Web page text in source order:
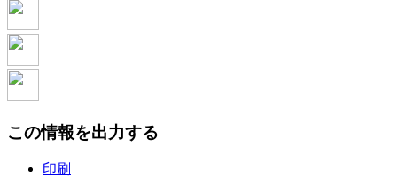
この情報を出力する
印刷